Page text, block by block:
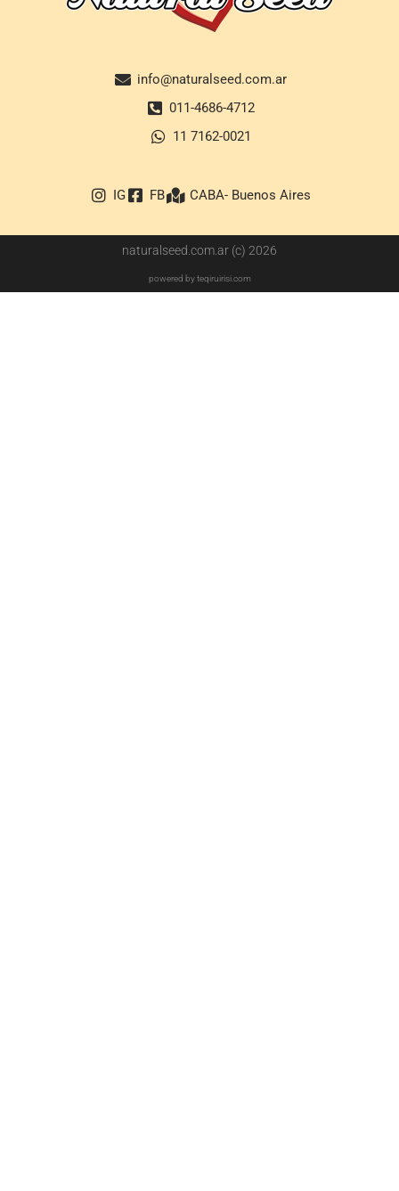
info@naturalseed.com.ar
011-4686-4712
11 7162-0021
IG FB CABA- Buenos Aires
naturalseed.com.ar (c) 2026
powered by teqiruirisi.com